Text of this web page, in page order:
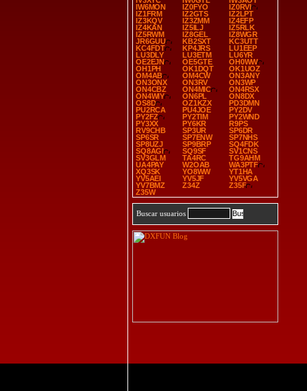
IW6MON
IZ0FYO
IZ0RVI
IZ1FRM
IZ2GTS
IZ2LPT
IZ3KQV
IZ3ZMM
IZ4EFP
IZ4KAN
IZ5ILJ
IZ5RLK
IZ5RWM
IZ8GEL
IZ8WGR
JR6GUU
KB2SXT
KC3UTT
KC4FDT
KP4JRS
LU1EEP
LU3DLY
LU3ETM
LU6YR
OE2EJN
OE5GTE
OH0WW
OH1PH
OK1DQT
OK1UOZ
OM4AB
OM4CW
ON3ANY
ON3ONX
ON3RV
ON3WP
ON4CBZ
ON4MIC
ON4RSX
ON4WIY
ON6PL
ON8DX
OS8D
OZ1KZX
PD3DMN
PU2RCA
PU4JOE
PY2DV
PY2FZ
PY2TIM
PY2WND
PY3XX
PY6KR
R9PS
RV9CHB
SP3UR
SP6DR
SP6SR
SP7ENW
SP7NHS
SP8UZJ
SP9BRP
SQ4FDK
SQ8AGI
SQ9SF
SV1CNS
SV3GLM
TA4RC
TG9AHM
UA4PAY
W2OAB
WA3PTF
XQ3SK
YO8WW
YT1HA
YV5AEI
YV5JF
YV5VGA
YV7BMZ
Z34Z
Z35F
Z35W
Buscar usuarios